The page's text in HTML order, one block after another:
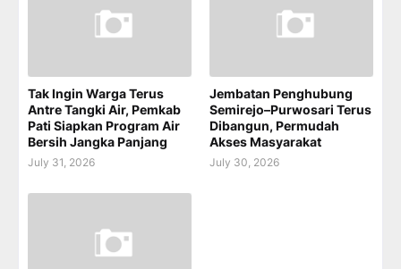
Tak Ingin Warga Terus
Antre Tangki Air, Pemkab
Pati Siapkan Program Air
Bersih Jangka Panjang
July 31, 2026
Jembatan Penghubung
Semirejo–Purwosari Terus
Dibangun, Permudah
Akses Masyarakat
July 30, 2026